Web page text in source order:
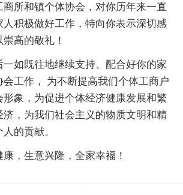
商所和镇个体协会，对你历年来一直
人积极做好工作，特向你表示深切感
高的敬礼！
一如既往地继续支持、配合好你的家
会工作， 为不断提高我们个体工商户
象，为促进个体经济健康发展和繁
济，为我们社会主义的物质文明和精
的贡献。
，生意兴隆，全家幸福！